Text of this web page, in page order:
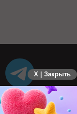
X | Закрыть
ВЕРСИЮ